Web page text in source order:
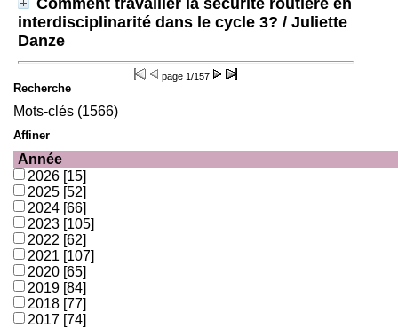
interdisciplinarité dans le cycle 3? / Juliette
Danze
page 1/157
Recherche
Mots-clés (1566)
Affiner
Année
2026 [15]
2025 [52]
2024 [66]
2023 [105]
2022 [62]
2021 [107]
2020 [65]
2019 [84]
2018 [77]
2017 [74]